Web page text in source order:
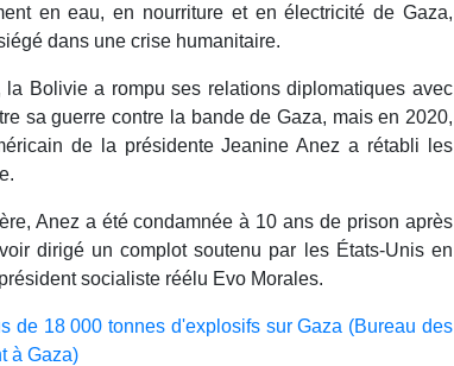
en eau, en nourriture et en électricité de Gaza,
dans une crise humanitaire.
la Bolivie a rompu ses relations diplomatiques avec
sa guerre contre la bande de Gaza, mais en 2020,
de la présidente Jeanine Anez a rétabli les
Anez a été condamnée à 10 ans de prison après
dirigé un complot soutenu par les États-Unis en
socialiste réélu Evo Morales.
de 18 000 tonnes d'explosifs sur Gaza (Bureau des
à Gaza)